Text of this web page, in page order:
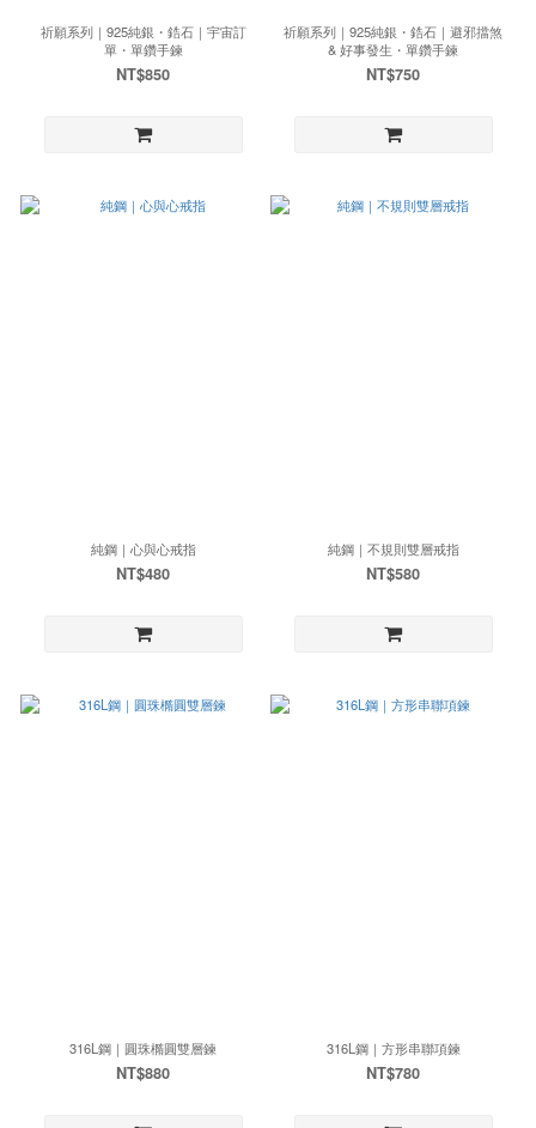
祈願系列｜925純銀・鋯石｜宇宙訂
單・單鑽手鍊
NT$850
祈願系列｜925純銀・鋯石｜避邪擋煞
& 好事發生・單鑽手鍊
NT$750
純鋼｜心與心戒指
NT$480
純鋼｜不規則雙層戒指
NT$580
316L鋼｜圓珠橢圓雙層鍊
NT$880
316L鋼｜方形串聯項鍊
NT$780